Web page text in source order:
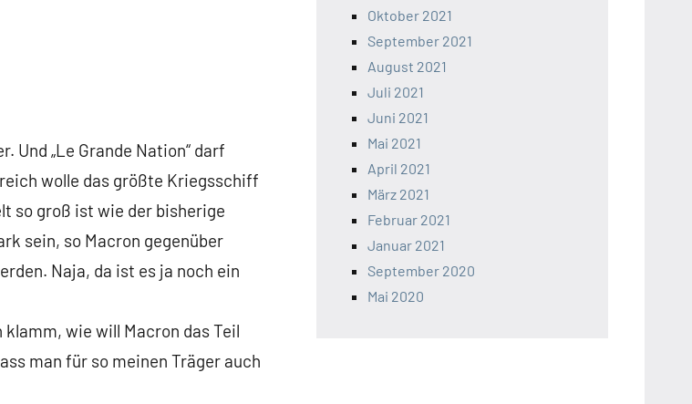
Und „Le Grande Nation“ darf
wolle das größte Kriegsschiff
so groß ist wie der bisherige
sein, so Macron gegenüber
Naja, da ist es ja noch ein
wie will Macron das Teil
man für so meinen Träger auch
Oktober 2021
September 2021
August 2021
Juli 2021
Juni 2021
Mai 2021
April 2021
März 2021
Februar 2021
Januar 2021
September 2020
Mai 2020